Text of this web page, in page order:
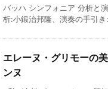
バッハ シンフォニア 分析と
析:小鍛治邦隆、演奏の手引
エレーヌ・グリモーの
ンヌ